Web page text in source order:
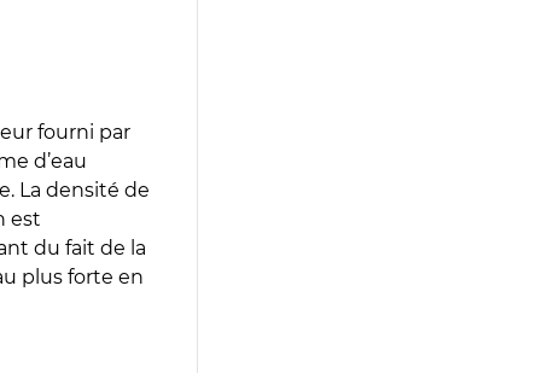
fourni par
d’eau
La densité de
est
du fait de la
plus forte en